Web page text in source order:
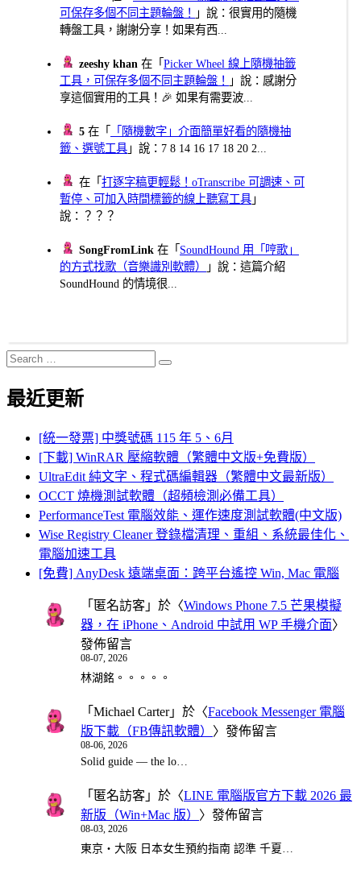
可保存多個不同主題輪盤！
」說：很實用的隨機
轉盤工具，謝謝分享！如果有西...
zeeshy khan 在「Picker Wheel 線上隨機抽籤
工具，可保存多個不同主題輪盤！
」說：感謝分
享這個實用的工具！🎉 如果有需要波...
5 在「
「隨機數字」介面簡單好看的隨機抽
籤、選號工具 」說：7 8 14 16 17 18 20 2...
在「打逐字稿更輕鬆！oTranscribe 可調速、可
暫停、可加入時間標籤的線上聽寫工具 」
說：？？？
SongFromLink 在「 SoundHound 用「哼歌」
的方式找歌（音樂識別軟體）
」說：這篇介紹
SoundHound 的情境很...
Search
for:
Search
最近更新
[統一發票] 中獎號碼 115 年 5、6月
[下載] WinRAR 壓縮軟體（繁體中文版+免費版）
UltraEdit 純文字、程式碼編輯器（繁體中文最新版）
OCCT 燒機測試軟體（超頻檢測必備工具）
PerformanceTest 電腦效能、運作速度測試軟體(中文版)
Wise Registry Cleaner 登錄檔清理、重組、系統最佳化、
電腦加速工具
[免費] AnyDesk 遠端桌面：跨平台遙控 Win, Mac 電腦
「 匿名訪客 」於〈Windows Phone 7.5 芒果模擬
器，在 iPhone、Android 中試用 WP 手機介面〉
發佈留言
08-07, 2026
林湖銘。。。。。
「 Michael Carter」於〈Facebook Messenger 電腦
版下載（FB傳訊軟體） 〉發佈留言
08-06, 2026
Solid guide — the lo…
「 匿名訪客 」於〈LINE 電腦版官方下載 2026 最
新版（Win+Mac 版） 〉發佈留言
08-03, 2026
東京・大阪 日本女生預約指南 認準 千夏…